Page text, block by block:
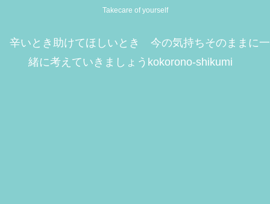
Takecare of yourself
辛いとき助けてほしいとき 今の気持ちそのままに一
緒に考えていきましょうkokorono-shikumi